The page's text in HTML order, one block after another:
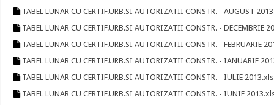
TABEL LUNAR CU CERTIF.URB.SI AUTORIZATII CONSTR. - AUGUST
TABEL LUNAR CU CERTIF.URB.SI AUTORIZATII CONSTR. - DECEMBRIE
TABEL LUNAR CU CERTIF.URB.SI AUTORIZATII CONSTR. - FEBRUARIE
TABEL LUNAR CU CERTIF.URB.SI AUTORIZATII CONSTR. - IANUARIE
TABEL LUNAR CU CERTIF.URB.SI AUTORIZATII CONSTR. - IULIE 2013.xls
TABEL LUNAR CU CERTIF.URB.SI AUTORIZATII CONSTR. - IUNIE